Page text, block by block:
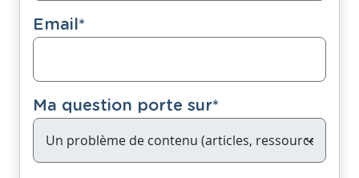
Email*
Ma question porte sur*